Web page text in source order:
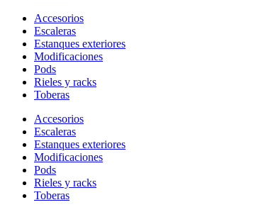
Super Etendard
Tu-22
UH-60
Yak-130 Mitten
Yak-38 Forger
Accesorios
Escaleras
Estanques exteriores
Modificaciones
Pods
Rieles y racks
Toberas
Accesorios
Escaleras
Estanques exteriores
Modificaciones
Pods
Rieles y racks
Toberas